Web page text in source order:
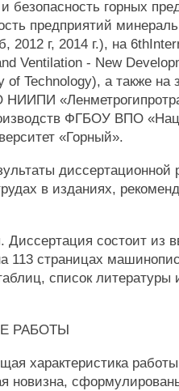
безопасность горных
предприятий
2012 г, 2014 г.), на
Ventilation - New
Technology), а также на
НИИПИ
ФГБОУ ВПО
«Горный».
диссертационной
в изданиях,
состоит из
113 страницах
список литературы
РАБОТЫ
характеристика
новизна,